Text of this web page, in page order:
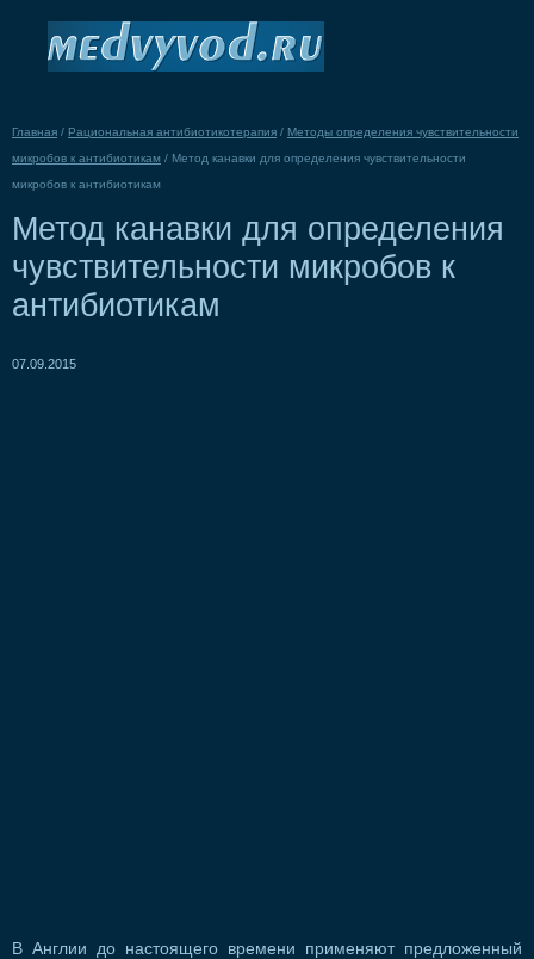
Главная / Рациональная антибиотикотерапия / Методы определения чувствительности
микробов к антибиотикам / Метод канавки для определения чувствительности
микробов к антибиотикам
Метод канавки для определения
чувствительности микробов к
антибиотикам
07.09.2015
В Англии до настоящего времени применяют предложенный